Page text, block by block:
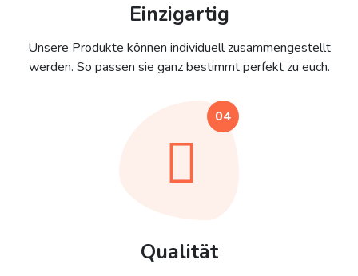
Einzigartig
Unsere Produkte können individuell zusammengestellt
werden. So passen sie ganz bestimmt perfekt zu euch.
04
Qualität